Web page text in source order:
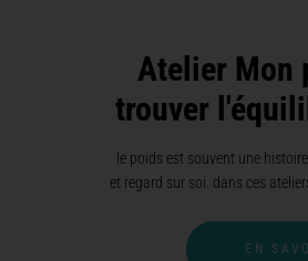
Atelier Mon
trouver
le poids est souvent une
et regard sur soi. dans ces
EN